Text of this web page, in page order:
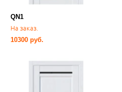
QN1
На заказ.
10300 руб.